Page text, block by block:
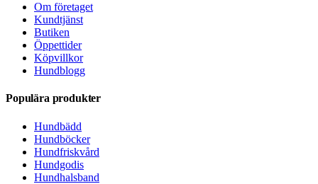
Om företaget
Kundtjänst
Butiken
Öppettider
Köpvillkor
Hundblogg
Populära produkter
Hundbädd
Hundböcker
Hundfriskvård
Hundgodis
Hundhalsband